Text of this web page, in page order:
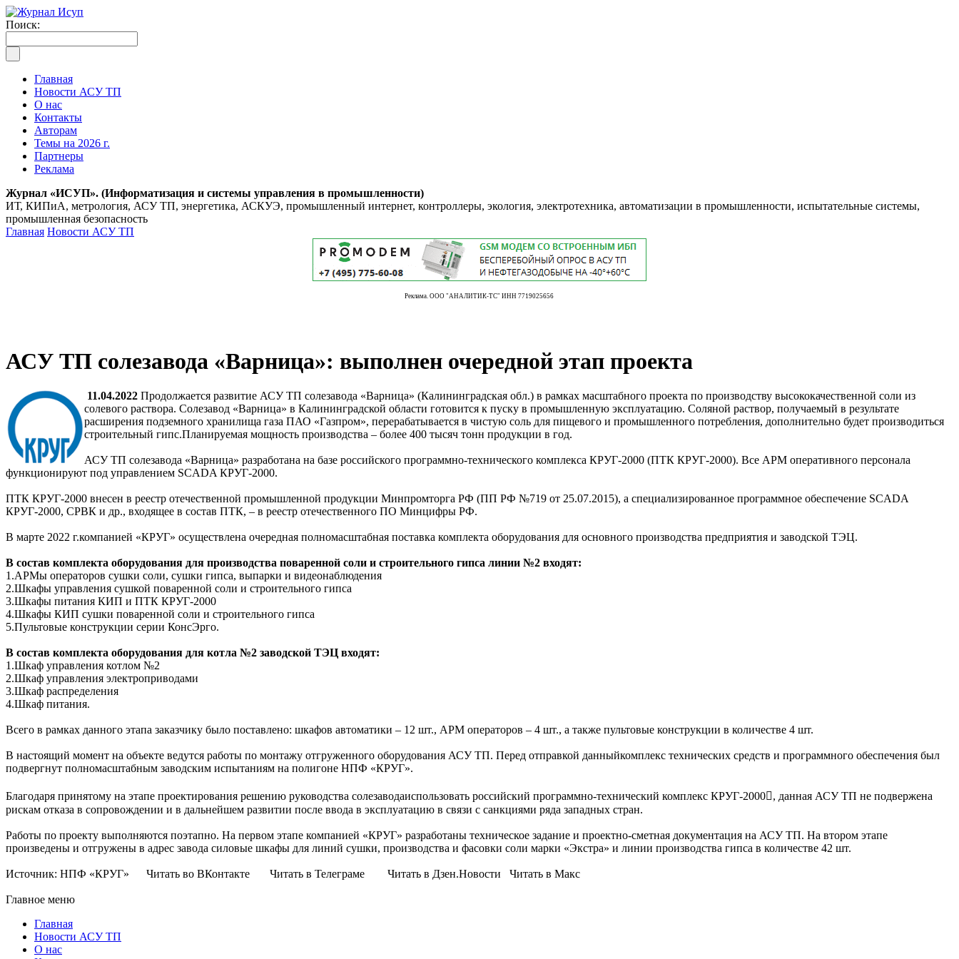
Поиск:
Главная
Новости АСУ ТП
О нас
Контакты
Авторам
Темы на 2026 г.
Партнеры
Реклама
Журнал «ИСУП». (Информатизация и системы управления в промышленности)
ИТ, КИПиА, метрология, АСУ ТП, энергетика, АСКУЭ, промышленный интернет, контроллеры, экология, электротехника, автоматизации в промышленности, испытательные системы,
промышленная безопасность
Главная Новости АСУ ТП
Реклама. ООО "АНАЛИТИК-ТС" ИНН 7719025656
АСУ ТП солезавода «Варница»: выполнен очередной этап проекта
11.04.2022 Продолжается развитие АСУ ТП солезавода «Варница» (Калининградская обл.) в рамках масштабного проекта по производству высококачественной соли из
солевого раствора. Солезавод «Варница» в Калининградской области готовится к пуску в промышленную эксплуатацию. Соляной раствор, получаемый в результате
расширения подземного хранилища газа ПАО «Газпром», перерабатывается в чистую соль для пищевого и промышленного потребления, дополнительно будет производиться
строительный гипс.Планируемая мощность производства – более 400 тысяч тонн продукции в год.
АСУ ТП солезавода «Варница» разработана на базе российского программно-технического комплекса КРУГ-2000 (ПТК КРУГ-2000). Все АРМ оперативного персонала
функционируют под управлением SCADA КРУГ-2000.
ПТК КРУГ-2000 внесен в реестр отечественной промышленной продукции Минпромторга РФ (ПП РФ №719 от 25.07.2015), а специализированное программное обеспечение SCADA
КРУГ-2000, СРВК и др., входящее в состав ПТК, – в реестр отечественного ПО Минцифры РФ.
В марте 2022 г.компанией «КРУГ» осуществлена очередная полномасштабная поставка комплекта оборудования для основного производства предприятия и заводской ТЭЦ.
В состав комплекта оборудования для производства поваренной соли и строительного гипса линии №2 входят:
1.АРМы операторов сушки соли, сушки гипса, выпарки и видеонаблюдения
2.Шкафы управления сушкой поваренной соли и строительного гипса
3.Шкафы питания КИП и ПТК КРУГ-2000
4.Шкафы КИП сушки поваренной соли и строительного гипса
5.Пультовые конструкции серии КонсЭрго.
В состав комплекта оборудования для котла №2 заводской ТЭЦ входят:
1.Шкаф управления котлом №2
2.Шкаф управления электроприводами
3.Шкаф распределения
4.Шкаф питания.
Всего в рамках данного этапа заказчику было поставлено: шкафов автоматики – 12 шт., АРМ операторов – 4 шт., а также пультовые конструкции в количестве 4 шт.
В настоящий момент на объекте ведутся работы по монтажу отгруженного оборудования АСУ ТП. Перед отправкой данныйкомплекс технических средств и программного обеспечения был
подвергнут полномасштабным заводским испытаниям на полигоне НПФ «КРУГ».
Благодаря принятому на этапе проектирования решению руководства солезаводаиспользовать российский программно-технический комплекс КРУГ-2000, данная АСУ ТП не подвержена
рискам отказа в сопровождении и в дальнейшем развитии после ввода в эксплуатацию в связи с санкциями ряда западных стран.
Работы по проекту выполняются поэтапно. На первом этапе компанией «КРУГ» разработаны техническое задание и проектно-сметная документация на АСУ ТП. На втором этапе
произведены и отгружены в адрес завода силовые шкафы для линий сушки, производства и фасовки соли марки «Экстра» и линии производства гипса в количестве 42 шт.
Источник: НПФ «КРУГ» Читать во ВКонтакте Читать в Телеграме Читать в Дзен.Новости Читать в Макс
Главное меню
Главная
Новости АСУ ТП
О нас